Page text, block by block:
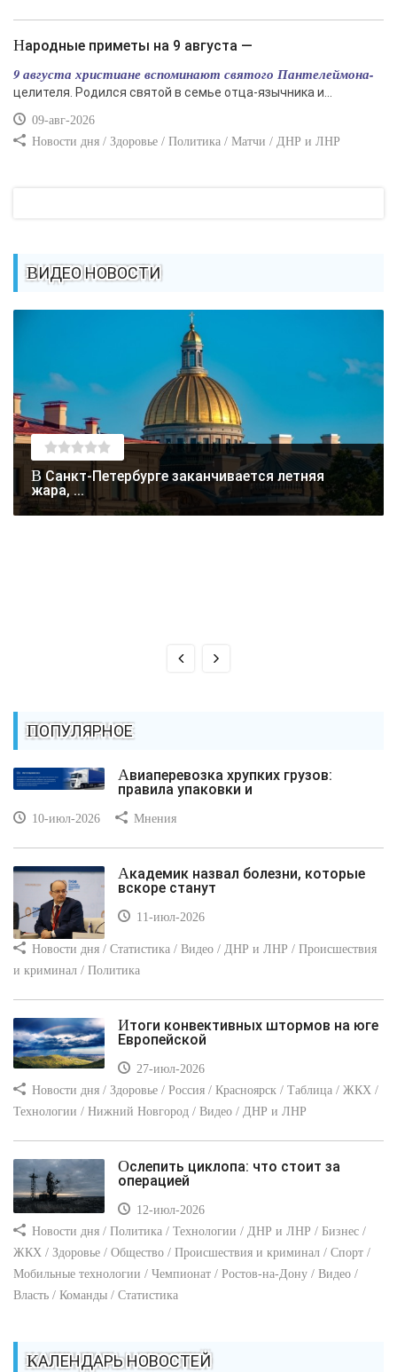
Народные приметы на 9 августа —
9 августа христиане вспоминают святого Пантелеймона-
целителя. Родился святой в семье отца-язычника и...
09-авг-2026
Новости дня / Здоровье / Политика / Матчи / ДНР и ЛНР
ВИДЕО НОВОСТИ
В Санкт-Петербурге заканчивается летняя
жара, ...
ПОПУЛЯРНОЕ
Авиаперевозка хрупких грузов:
правила упаковки и
10-июл-2026 Мнения
Академик назвал болезни, которые
вскоре станут
11-июл-2026
Новости дня / Статистика / Видео / ДНР и ЛНР / Происшествия
и криминал / Политика
Итоги конвективных штормов на юге
Европейской
27-июл-2026
Новости дня / Здоровье / Россия / Красноярск / Таблица / ЖКХ /
Технологии / Нижний Новгород / Видео / ДНР и ЛНР
Ослепить циклопа: что стоит за
операцией
12-июл-2026
Новости дня / Политика / Технологии / ДНР и ЛНР / Бизнес /
ЖКХ / Здоровье / Общество / Происшествия и криминал / Спорт /
Мобильные технологии / Чемпионат / Ростов-на-Дону / Видео /
Власть / Команды / Статистика
КАЛЕНДАРЬ НОВОСТЕЙ